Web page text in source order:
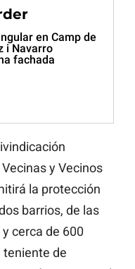
en Camp de
i Navarro
fachada
y Vecinos
la protección
barrios, de las
cerca de 600
teniente de